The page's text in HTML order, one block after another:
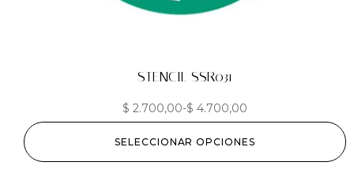
STENCIL SSR031
$ 2.700,00-$ 4.700,00
SELECCIONAR OPCIONES